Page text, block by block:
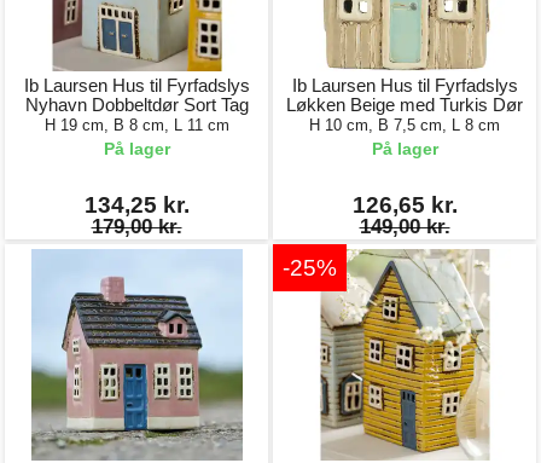
Ib Laursen Hus til Fyrfadslys
Nyhavn Dobbeltdør Sort Tag
H 19 cm, B 8 cm, L 11 cm
På lager
134,25 kr.
179,00 kr.
Ib Laursen Hus til Fyrfadslys
Løkken Beige med Turkis Dør
H 10 cm, B 7,5 cm, L 8 cm
På lager
126,65 kr.
149,00 kr.
-25%